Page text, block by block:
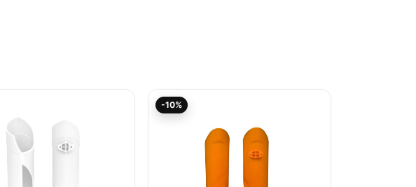
28,36€
25,53€.
-10%
25,91€
23,31€.